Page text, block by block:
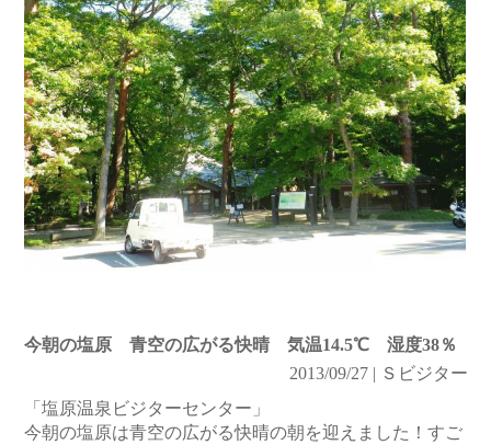
今朝の塩原 青空の広がる快晴 気温14.5℃ 湿度38％
2013/09/27 | Ｓビジター
「塩原温泉ビジターセンター」
今朝の塩原は青空の広がる快晴の朝を迎えました！すご